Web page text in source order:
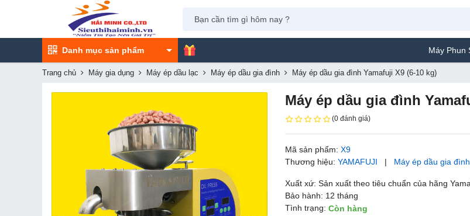
Danh mục sản phẩm Máy Phun Sơn
Trang chủ Máy gia dụng Máy ép dầu lạc Máy ép dầu gia đình Máy ép dầu gia đình Yamafuji X9 (6-10 kg)
Máy ép dầu gia đình
(0 đánh giá)
Mã sản phẩm:X9
Thương hiệu:YAMAFUJI | Máy ép dầu gia đình
Xuất xứ: Sản xuất theo tiêu chuẩn của hãng
Bảo hành: 12 tháng
Tình trạng:Còn hàng